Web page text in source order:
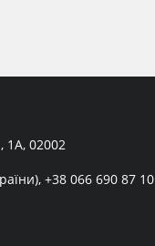
1А, 02002
+38 066 690 87 10